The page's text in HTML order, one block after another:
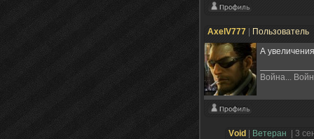
AxelV777 Пользователь
А
Война...
Vоid Ветеран
| 3